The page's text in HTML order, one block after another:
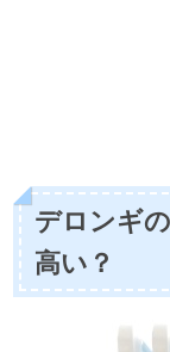
デロンギ
高い？